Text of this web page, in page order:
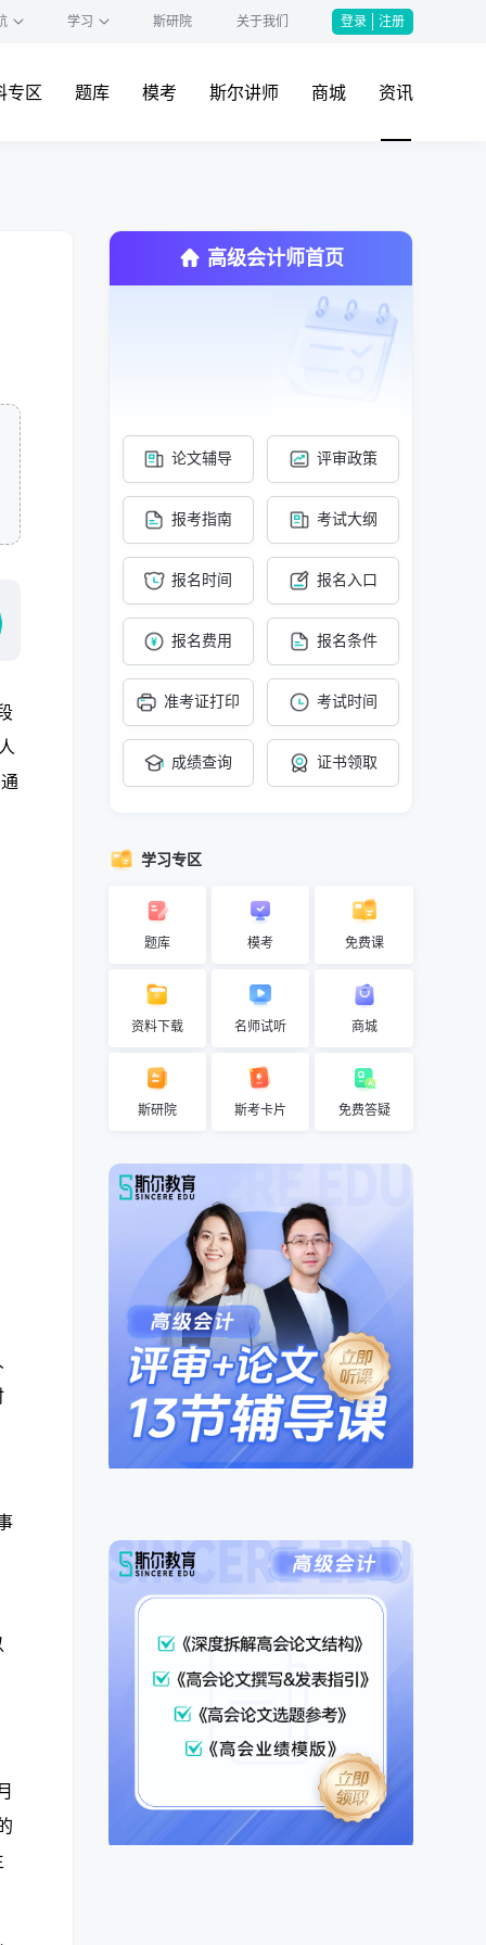
学习 斯研院 关于我们 登录 注册
专区 题库 模考 斯尔讲师 商城 资讯
高级会计师首页
论文辅导 评审政策
报考指南 考试大纲
报名时间 报名入口
报名费用 报名条件
准考证打印 考试时间
成绩查询 证书领取
学习专区
题库 模考 免费课
资料下载 名师试听 商城
斯研院 斯考卡片 免费答疑